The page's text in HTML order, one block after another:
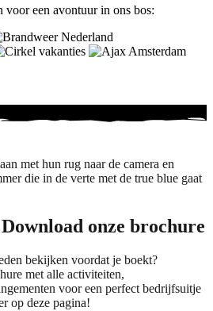
een avontuur in ons bos:
onze brochure
bekijken voordat je boekt?
met alle activiteiten,
voor een perfect bedrijfsuitje
op deze pagina!